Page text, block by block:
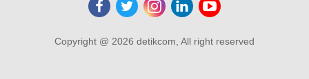
Copyright @ 2026 detikcom, All right reserved